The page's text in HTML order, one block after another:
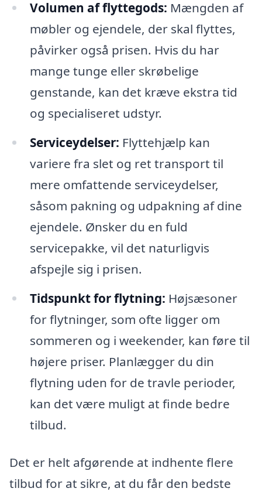
Volumen af flyttegods: Mængden af
møbler og ejendele, der skal flyttes,
påvirker også prisen. Hvis du har
mange tunge eller skrøbelige
genstande, kan det kræve ekstra tid
og specialiseret udstyr.
Serviceydelser: Flyttehjælp kan
variere fra slet og ret transport til
mere omfattende serviceydelser,
såsom pakning og udpakning af dine
ejendele. Ønsker du en fuld
servicepakke, vil det naturligvis
afspejle sig i prisen.
Tidspunkt for flytning: Højsæsoner
for flytninger, som ofte ligger om
sommeren og i weekender, kan føre til
højere priser. Planlægger du din
flytning uden for de travle perioder,
kan det være muligt at finde bedre
tilbud.
Det er helt afgørende at indhente flere
tilbud for at sikre, at du får den bedste